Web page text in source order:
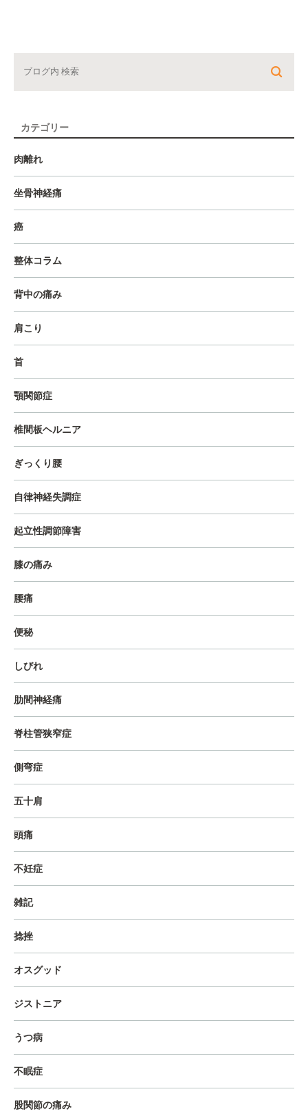
カテゴリー
肉離れ
坐骨神経痛
癌
整体コラム
背中の痛み
肩こり
首
顎関節症
椎間板ヘルニア
ぎっくり腰
自律神経失調症
起立性調節障害
膝の痛み
腰痛
便秘
しびれ
肋間神経痛
脊柱管狭窄症
側弯症
五十肩
頭痛
不妊症
雑記
捻挫
オスグッド
ジストニア
うつ病
不眠症
股関節の痛み